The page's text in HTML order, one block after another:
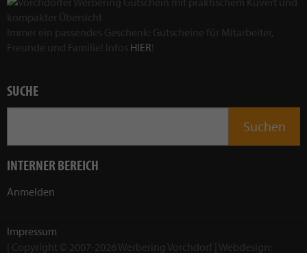
Immer ein passendes Geschenk: Gutscheine für Mitarbeiter,
Freunde und Familie! Infos HIER!
SUCHE
INTERNER BEREICH
Anmelden
Impressum
| Copyright © 2007-2026 Werbering Vorchdorf | Webdesign: